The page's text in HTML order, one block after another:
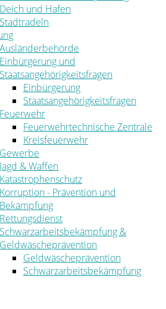
Deich und Hafen
Stadtradeln
Ausländerbehörde
Einbürgerung und
Staatsangehörigkeitsfragen
Einbürgerung
Staatsangehörigkeitsfragen
Feuerwehr
Feuerwehrtechnische Zentrale
Kreisfeuerwehr
Gewerbe
Jagd & Waffen
Katastrophenschutz
Korruption - Prävention und
Bekämpfung
Rettungsdienst
Schwarzarbeitsbekämpfung &
Geldwäscheprävention
Geldwäscheprävention
Schwarzarbeitsbekämpfung